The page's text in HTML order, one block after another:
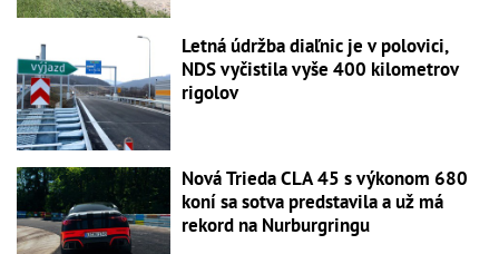
Letná údržba diaľnic je v polovici,
NDS vyčistila vyše 400 kilometrov
rigolov
Nová Trieda CLA 45 s výkonom 680
koní sa sotva predstavila a už má
rekord na Nurburgringu